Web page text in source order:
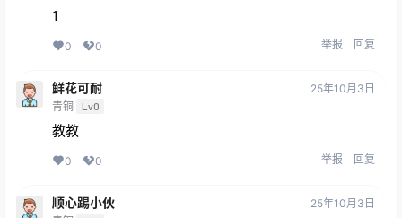
1
0 0 举报 回复
鲜花可耐
青铜 Lv0
25年10月3日
教教
0 0 举报 回复
顺心踢小伙 25年10月3日